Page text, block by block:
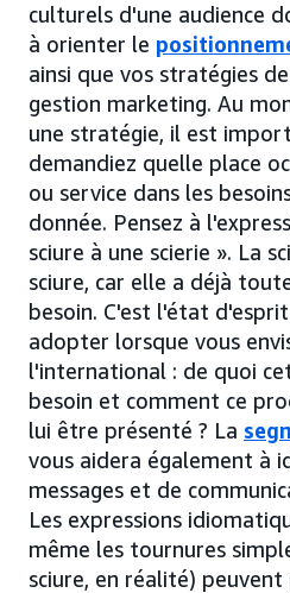
culturels d'une audience
à orienter le
ainsi que vos stratégies
gestion marketing. Au
une stratégie, il est
demandiez quelle place
ou service dans les
donnée. Pensez à
sciure à une scierie ». La
sciure, car elle a déjà
besoin. C'est l'état
adopter lorsque vous
l'international : de quoi
besoin et comment ce
lui être présenté ? La
vous aidera également à
messages et de
Les expressions
même les tournures
sciure, en réalité)